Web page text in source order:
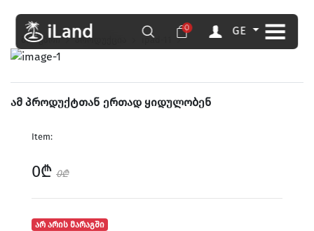
0 GE
მთავარი პროდუქცია ipad-11
ამ პროდუქტთან ერთად ყიდულობენ
Item:
0₾ 0₾
არ არის მარაგში